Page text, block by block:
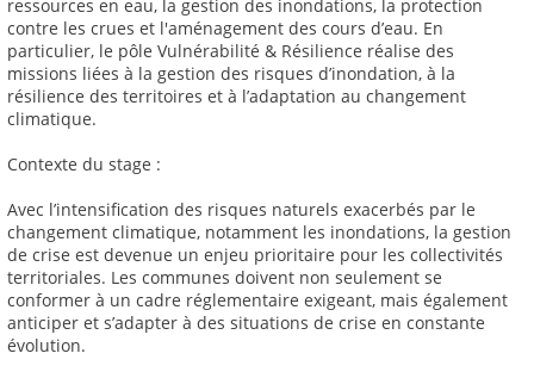
ressources en eau, la gestion des inondations, la protection
contre les crues et l'aménagement des cours d’eau. En
particulier, le pôle Vulnérabilité & Résilience réalise des
missions liées à la gestion des risques d’inondation, à la
résilience des territoires et à l’adaptation au changement
climatique.
Contexte du stage :
Avec l’intensification des risques naturels exacerbés par le
changement climatique, notamment les inondations, la gestion
de crise est devenue un enjeu prioritaire pour les collectivités
territoriales. Les communes doivent non seulement se
conformer à un cadre réglementaire exigeant, mais également
anticiper et s’adapter à des situations de crise en constante
évolution.